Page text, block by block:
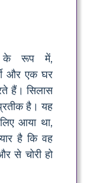
के रूप में,
और एक घर
हैं। सिलास
है। यह
आया था,
है कि वह
से चोरी हो